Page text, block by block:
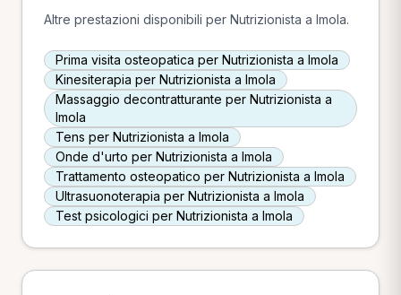
Altre prestazioni disponibili per Nutrizionista a Imola.
Prima visita osteopatica per Nutrizionista a Imola
Kinesiterapia per Nutrizionista a Imola
Massaggio decontratturante per Nutrizionista a
Imola
Tens per Nutrizionista a Imola
Onde d'urto per Nutrizionista a Imola
Trattamento osteopatico per Nutrizionista a Imola
Ultrasuonoterapia per Nutrizionista a Imola
Test psicologici per Nutrizionista a Imola